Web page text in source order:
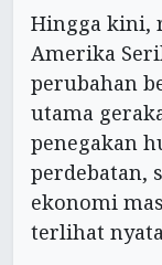
Hingga kini,
Amerika
perubahan
utama
penegakan
perdebatan,
ekonomi
terlihat